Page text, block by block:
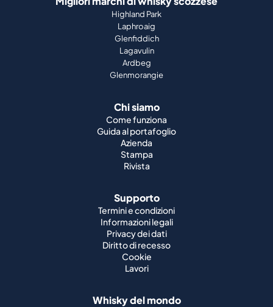
Highland Park
Laphroaig
Glenfiddich
Lagavulin
Ardbeg
Glenmorangie
Chi siamo
Come funziona
Guida al portafoglio
Azienda
Stampa
Rivista
Supporto
Termini e condizioni
Informazioni legali
Privacy dei dati
Diritto di recesso
Cookie
Lavori
Whisky del mondo